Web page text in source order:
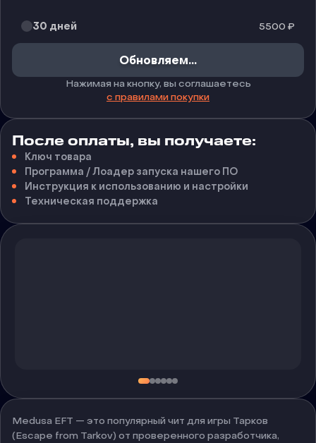
30 дней 5500 ₽
Обновляем...
Нажимая на кнопку, вы соглашаетесь
с правилами покупки
После оплаты, вы получаете:
Ключ товара
Программа / Лоадер запуска нашего ПО
Инструкция к использованию и настройки
Техническая поддержка
Medusa EFT — это популярный чит для игры Тарков
(Escape from Tarkov) от проверенного разработчика,